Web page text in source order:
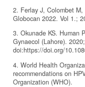
2. Ferlay J, Colombet
Globocan 2022. Vol 1.;
3. Okunade KS. Human
Gynaecol (Lahore).
doi:https://doi.org/
4. World Health
recommendations on
Organization (WHO).